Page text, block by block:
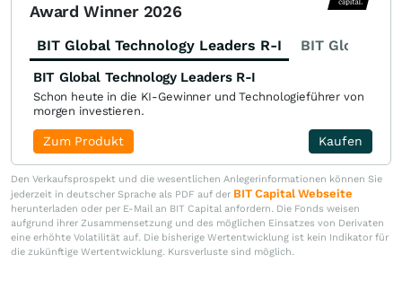
Award Winner 2026
BIT Global Technology Leaders R-I BIT Global
BIT Global Technology Leaders R-I
Schon heute in die KI-Gewinner und Technologieführer von
morgen investieren.
Kaufen
Zum Produkt
Den Verkaufsprospekt und die wesentlichen Anlegerinformationen können Sie
jederzeit in deutscher Sprache als PDF auf der BIT Capital Webseite
herunterladen oder per E-Mail an BIT Capital anfordern. Die Fonds weisen
aufgrund ihrer Zusammensetzung und des möglichen Einsatzes von Derivaten
eine erhöhte Volatilität auf. Die bisherige Wertentwicklung ist kein Indikator für
die zukünftige Wertentwicklung. Kursverluste sind möglich.